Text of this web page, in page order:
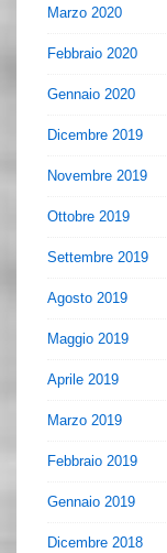
Marzo 2020
Febbraio 2020
Gennaio 2020
Dicembre 2019
Novembre 2019
Ottobre 2019
Settembre 2019
Agosto 2019
Maggio 2019
Aprile 2019
Marzo 2019
Febbraio 2019
Gennaio 2019
Dicembre 2018